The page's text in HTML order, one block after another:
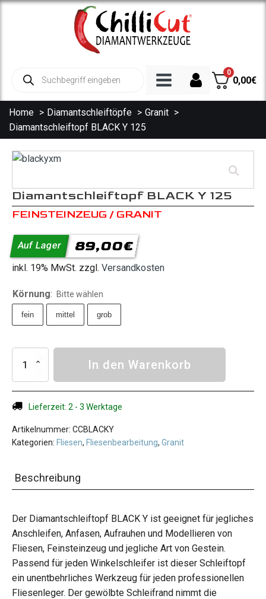
Products
search
Diamanttrennscheiben
Trennscheibe Beton
Trennscheibe Fliesen
Spezialscheiben
Diamantbohrkronen
Kernbohrkronen
Fliesenbohrer M14
Fliesenbohrer 6-Kant
Fliesenbearbeitung
Steinsägen
Aktionen
Diamantwerkzeug FAQ
Verschnittrechner
0
0,00€
Home Diamantschleiftöpfe
Granit
Diamantschleiftopf BLACK Y 125
Diamantschleiftopf BLACK Y 125
FEINSTEINZEUG / GRANIT
Auf Lager 89,00€
inkl. 19% MwSt. zzgl. Versandkosten
Körnung: Bitte wählen
fein mittel grob
BLACK
Y
125
Menge
In den Warenkorb
Lieferzeit: 2 - 3 Werktage
Artikelnummer: CCBLACKY
Kategorien: Fliesen, Fliesenbearbeitung, Granit
Beschreibung
Der Diamantschleiftopf BLACK Y ist geeignet für jegliches
Anschleifen, Anfasen, Aufrauhen und Modellieren von
Fliesen, Feinsteinzeug und jegliche Art von Gestein.
Passend für jeden Winkelschleifer ist dieser Schleiftopf
ein unentbehrliches Werkzeug für jeden professionellen
Fliesenleger. Der gewölbte Schleifrand nimmt die